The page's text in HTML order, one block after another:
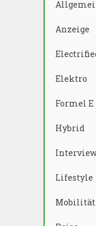
Anzeige
Elektro
Formel E
Hybrid
Lifestyle
Mobilität